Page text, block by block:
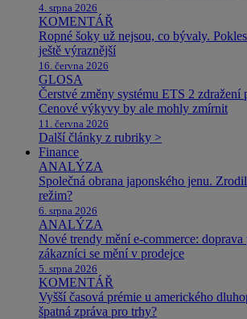
4. srpna 2026
KOMENTÁŘ
Ropné šoky už nejsou, co bývaly.
ještě výraznější
16. června 2026
GLOSA
Čerstvé změny systému ETS 2 zdražení
Cenové výkyvy by ale mohly zmírnit
11. června 2026
Další články z rubriky >
Finance
ANALÝZA
Společná obrana japonského jenu.
režim?
6. srpna 2026
ANALÝZA
Nové trendy mění e-commerce: doprava
zákazníci se mění v prodejce
5. srpna 2026
KOMENTÁŘ
Vyšší časová prémie u amerického
špatná zpráva pro trhy?